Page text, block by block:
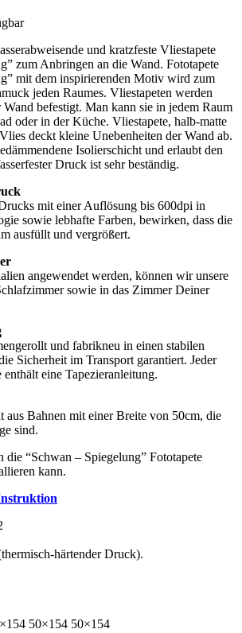
und kratzfeste Vliestapete
zum Anbringen an die Wand. Fototapete
mit dem inspirierenden Motiv wird zum
jeden Raumes. Vliestapeten werden
befestigt. Man kann sie in jedem Raum
oder in der Küche. Vliestapete, halb-matte
deckt kleine Unebenheiten der Wand ab.
Isolierschicht und erlaubt den
Druck ist sehr beständig.
mit einer Auflösung bis 600dpi in
sowie lebhafte Farben, bewirken, dass die
ausfüllt und vergrößert.
angewendet werden, können wir unsere
sowie in das Zimmer Deiner
und fabrikneu in einen stabilen
Sicherheit im Transport garantiert. Jeder
eine Tapezieranleitung.
aus Bahnen mit einer Breite von 50cm, die
sind.
die “Schwan – Spiegelung” Fototapete
kann.
härtender Druck).
50×154 50×154